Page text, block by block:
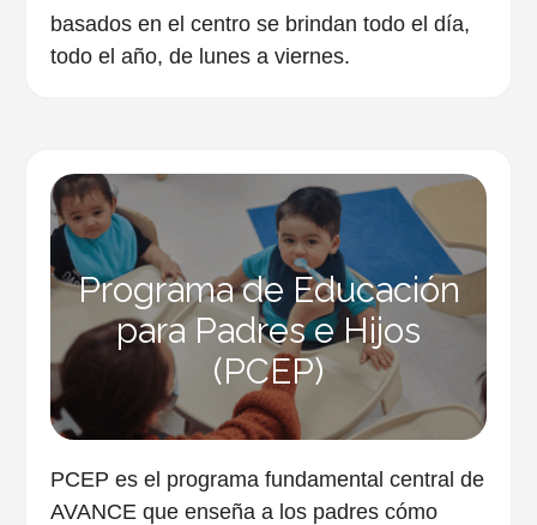
basados ​​en el centro se brindan todo el día,
todo el año, de lunes a viernes.
Programa de Educación
para Padres e Hijos
(PCEP)
PCEP es el programa fundamental central de
AVANCE que enseña a los padres cómo